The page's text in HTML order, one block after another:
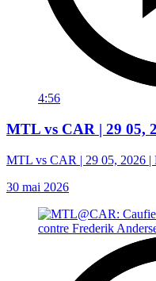
4:56
MTL vs CAR | 29 05,
MTL vs CAR | 29 05, 2026 |
30 mai 2026